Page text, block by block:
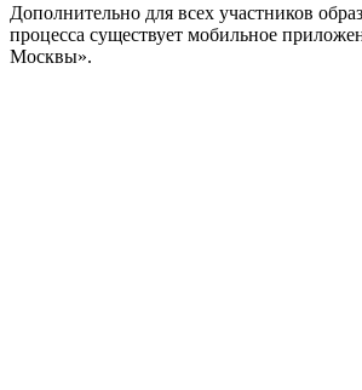
Дополнительно для всех участников
процесса существует мобильное
Москвы».